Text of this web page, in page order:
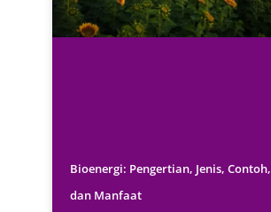
Bioenergi: Pengertian, Jenis, Contoh,
dan Manfaat